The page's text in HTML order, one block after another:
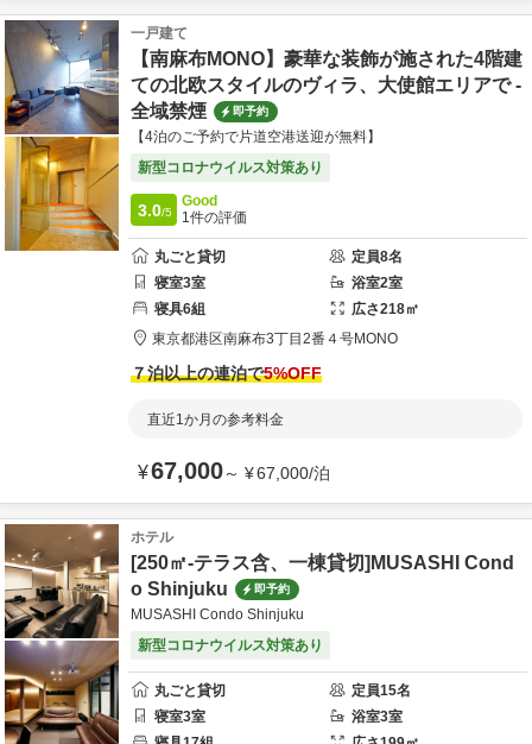
一戸建て
【南麻布MONO】豪華な装飾が施された4階建
ての北欧スタイルのヴィラ、大使館エリアで -
全域禁煙
即予約
【4泊のご予約で片道空港送迎が無料】
新型コロナウイルス対策あり
3.0/5
Good
1件の評価
丸ごと貸切 定員8名
寝室3室 浴室2室
寝具6組 広さ218㎡
東京都港区南麻布3丁目2番４号MONO
７泊以上の連泊で5%OFF
直近1か月の参考料金
¥67,000～ ¥67,000/泊
ホテル
[250㎡-テラス含、一棟貸切]MUSASHI Cond
o Shinjuku
即予約
MUSASHI Condo Shinjuku
新型コロナウイルス対策あり
丸ごと貸切 定員15名
寝室3室 浴室3室